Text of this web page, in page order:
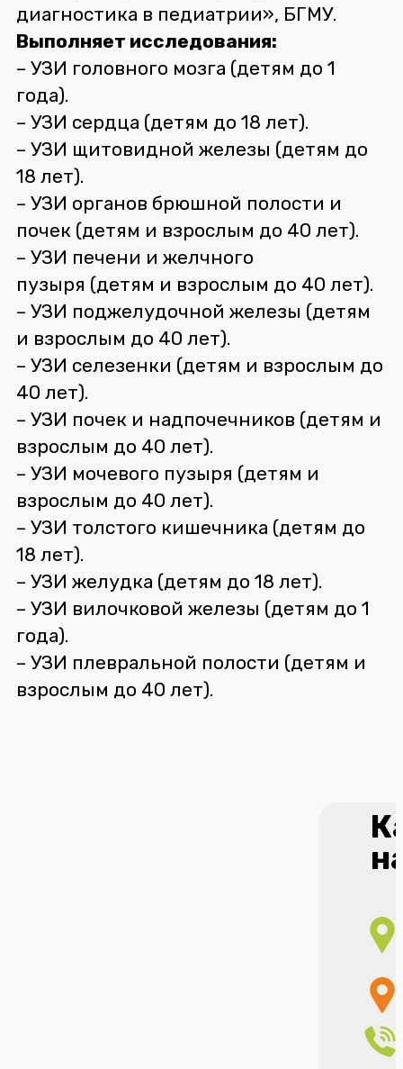
диагностика в педиатрии», БГМУ.
Выполняет исследования:
– УЗИ головного мозга (детям до 1
года).
– УЗИ сердца (детям до 18 лет).
– УЗИ щитовидной железы (детям до
18 лет).
– УЗИ органов брюшной полости и
почек (детям и взрослым до 40 лет).
– УЗИ печени и желчного
пузыря (детям и взрослым до 40 лет).
– УЗИ поджелудочной железы (детям
и взрослым до 40 лет).
– УЗИ селезенки (детям и взрослым до
40 лет).
– УЗИ почек и надпочечников (детям и
взрослым до 40 лет).
– УЗИ мочевого пузыря (детям и
взрослым до 40 лет).
– УЗИ толстого кишечника (детям до
18 лет).
– УЗИ желудка (детям до 18 лет).
– УЗИ вилочковой железы (детям до 1
года).
– УЗИ плевральной полости (детям и
взрослым до 40 лет).